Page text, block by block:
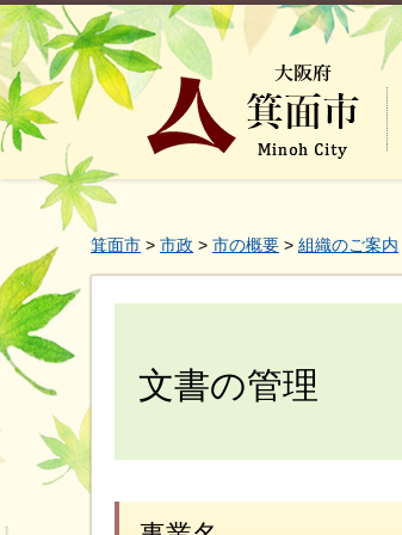
箕面市 > 市政 > 市の概要 > 組織のご案内
文書の管理